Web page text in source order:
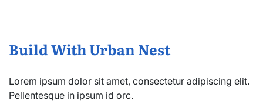
Build With Urban Nest
Lorem ipsum dolor sit amet, consectetur adipiscing elit.
Pellentesque in ipsum id orc.